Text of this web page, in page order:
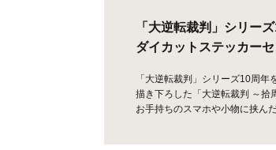
「大逆転裁判」シリー
ダイカットステッカー
「大逆転裁判」シリーズ10周
描き下ろした「大逆転裁判 ～拾
お手持ちのスマホや小物に挟ん